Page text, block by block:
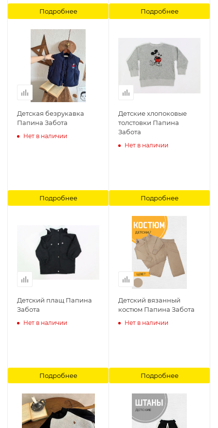
Подробнее Подробнее
Детская безрукавка
Папина Забота
Нет в наличии
Подробнее
Детские хлопоковые
толстовки Папина
Забота
Нет в наличии
Подробнее
Детский плащ Папина
Забота
Нет в наличии
Подробнее
Детский вязанный
костюм Папина Забота
Нет в наличии
Подробнее